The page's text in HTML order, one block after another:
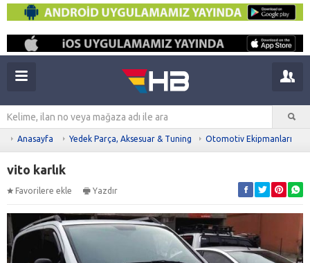
Anasayfa Yedek Parça, Aksesuar & Tuning Otomotiv Ekipmanları
vito karlık
Favorilere ekle Yazdır